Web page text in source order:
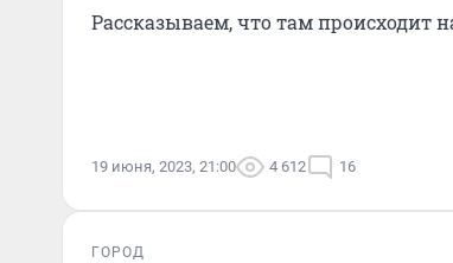
Рассказываем, что там происходит
19 июня, 2023, 21:00 4 612 16
ГОРОД